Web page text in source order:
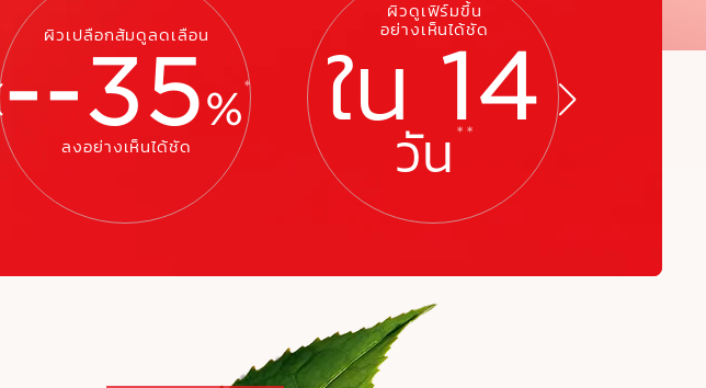
ผิวเปลือกส้มดูลดเลือน
--35%*
ลงอย่างเห็นได้ชัด
ผิวดูเฟิร์มขึ้น
อย่างเห็นได้ชัด
ใน 14
วัน **